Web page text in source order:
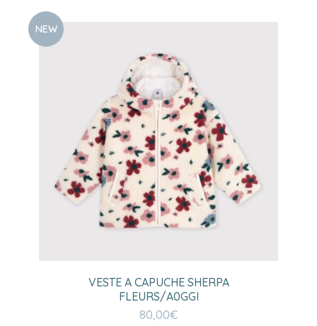
VESTE A CAPUCHE SHERPA
FLEURS/A0GGI
80,00€
NEW